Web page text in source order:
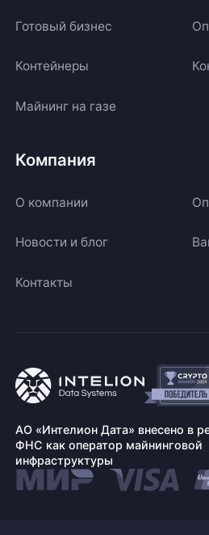
Готовый бизнес
Контейнеры
Майнинг на газе
Компания
О компании
Новости и блог
Контакты
АО «Интелион Дата» внесено в
ФНС как оператор майнинговой
инфраструктуры